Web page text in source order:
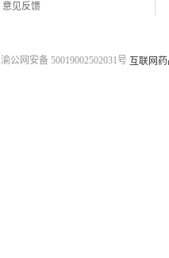
意见反馈
渝公网安备 50019002502031号 互联网